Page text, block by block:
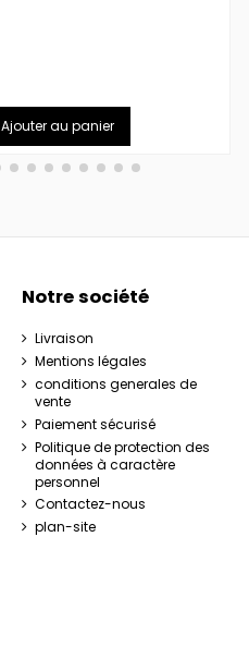
Ajouter au panier
Notre société
Livraison
Mentions légales
conditions generales de
vente
Paiement sécurisé
Politique de protection des
données à caractère
personnel
Contactez-nous
plan-site